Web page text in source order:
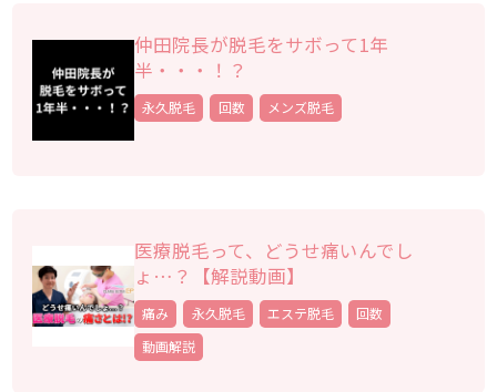
仲田院長が脱毛をサボって1年
半・・・！？
永久脱毛 回数 メンズ脱毛
医療脱毛って、どうせ痛いんでし
ょ…？【解説動画】
痛み 永久脱毛 エステ脱毛
回数
動画解説